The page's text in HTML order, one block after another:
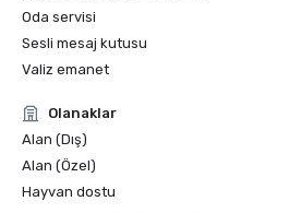
Oda servisi
Sesli mesaj kutusu
Valiz emanet
Olanaklar
Alan (Dış)
Alan (Özel)
Hayvan dostu